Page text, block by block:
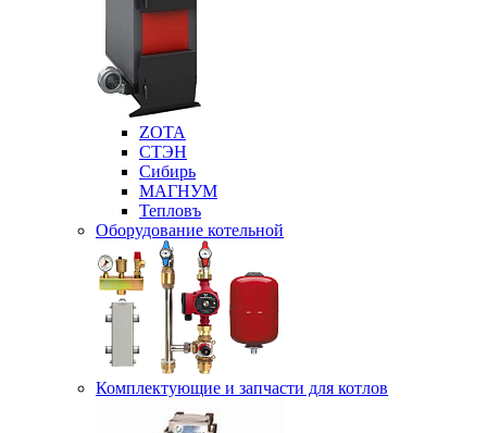
ZOTA
СТЭН
Сибирь
МАГНУМ
Тепловъ
Оборудование котельной
Комплектующие и запчасти для котлов